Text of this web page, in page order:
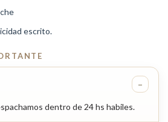
escrito.
−
dentro de 24 hs habiles.